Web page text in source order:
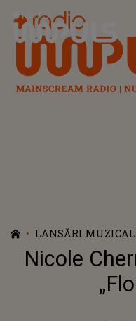
Radio Impuls
LANSĂRI
Nicole